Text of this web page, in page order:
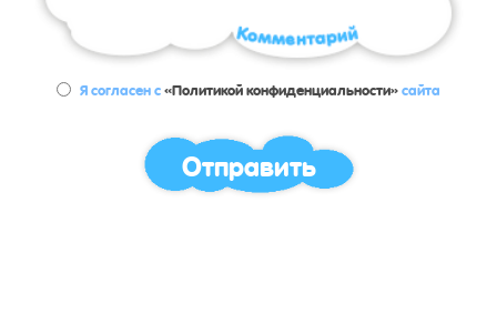
Я согласен с«Политикой конфиденциальности»сайта
Отправить